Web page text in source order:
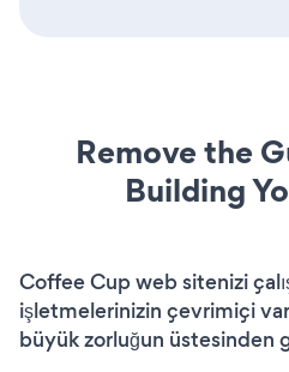
Remove the
Building
Coffee Cup web sitenizi
işletmelerinizin çevrimiçi
büyük zorluğun üstesinden